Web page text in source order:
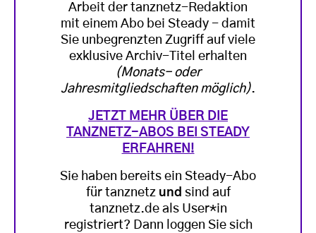
Arbeit der tanznetz-Redaktion
mit einem Abo bei Steady - damit
Sie unbegrenzten Zugriff auf viele
exklusive Archiv-Titel erhalten
(Monats- oder
Jahresmitgliedschaften möglich).
JETZT MEHR ÜBER DIE
TANZNETZ-ABOS BEI STEADY
ERFAHREN!
Sie haben bereits ein Steady-Abo
für tanznetz und sind auf
tanznetz.de als User*in
registriert? Dann loggen Sie sich